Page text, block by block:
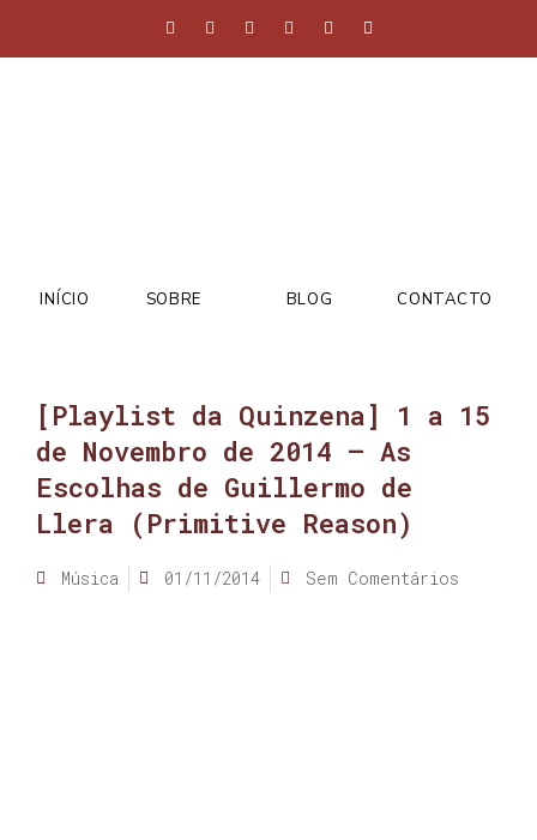
INÍCIO SOBRE BLOG CONTACTO
[Playlist da Quinzena] 1 a 15
de Novembro de 2014 – As
Escolhas de Guillermo de
Llera (Primitive Reason)
Música 01/11/2014 Sem Comentários